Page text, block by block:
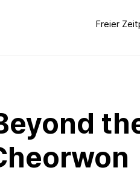
Freier